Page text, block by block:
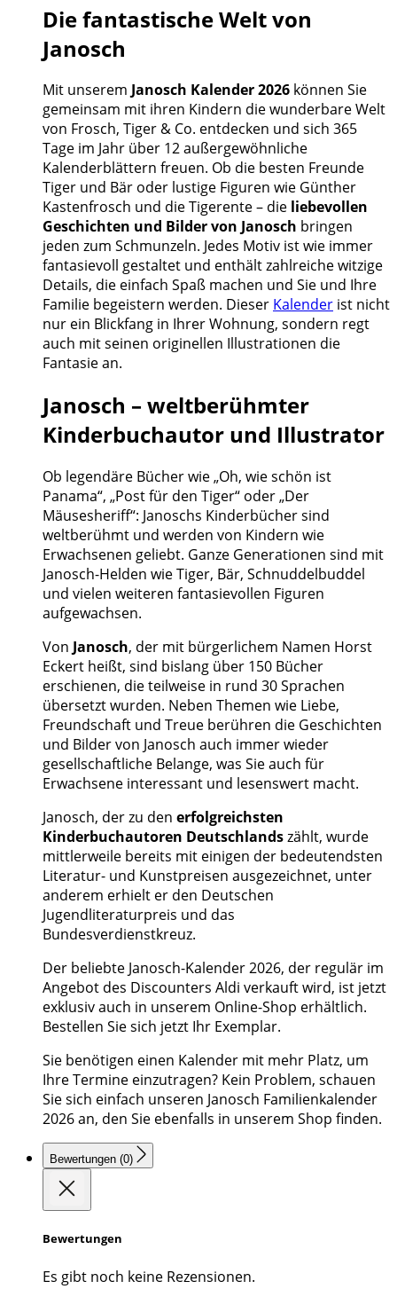
Die fantastische Welt von
Janosch
Mit unserem Janosch Kalender 2026 können Sie
gemeinsam mit ihren Kindern die wunderbare Welt
von Frosch, Tiger & Co. entdecken und sich 365
Tage im Jahr über 12 außergewöhnliche
Kalenderblättern freuen. Ob die besten Freunde
Tiger und Bär oder lustige Figuren wie Günther
Kastenfrosch und die Tigerente – die liebevollen
Geschichten und Bilder von Janosch bringen
jeden zum Schmunzeln. Jedes Motiv ist wie immer
fantasievoll gestaltet und enthält zahlreiche witzige
Details, die einfach Spaß machen und Sie und Ihre
Familie begeistern werden. Dieser Kalender ist nicht
nur ein Blickfang in Ihrer Wohnung, sondern regt
auch mit seinen originellen Illustrationen die
Fantasie an.
Janosch – weltberühmter
Kinderbuchautor und Illustrator
Ob legendäre Bücher wie „Oh, wie schön ist
Panama“, „Post für den Tiger“ oder „Der
Mäusesheriff“: Janoschs Kinderbücher sind
weltberühmt und werden von Kindern wie
Erwachsenen geliebt. Ganze Generationen sind mit
Janosch-Helden wie Tiger, Bär, Schnuddelbuddel
und vielen weiteren fantasievollen Figuren
aufgewachsen.
Von Janosch, der mit bürgerlichem Namen Horst
Eckert heißt, sind bislang über 150 Bücher
erschienen, die teilweise in rund 30 Sprachen
übersetzt wurden. Neben Themen wie Liebe,
Freundschaft und Treue berühren die Geschichten
und Bilder von Janosch auch immer wieder
gesellschaftliche Belange, was Sie auch für
Erwachsene interessant und lesenswert macht.
Janosch, der zu den erfolgreichsten
Kinderbuchautoren Deutschlandszählt, wurde
mittlerweile bereits mit einigen der bedeutendsten
Literatur- und Kunstpreisen ausgezeichnet, unter
anderem erhielt er den Deutschen
Jugendliteraturpreis und das
Bundesverdienstkreuz.
Der beliebte Janosch-Kalender 2026, der regulär im
Angebot des Discounters Aldi verkauft wird, ist jetzt
exklusiv auch in unserem Online-Shop erhältlich.
Bestellen Sie sich jetzt Ihr Exemplar.
Sie benötigen einen Kalender mit mehr Platz, um
Ihre Termine einzutragen? Kein Problem, schauen
Sie sich einfach unseren Janosch Familienkalender
2026 an, den Sie ebenfalls in unserem Shop finden.
Bewertungen (0)
Bewertungen
Es gibt noch keine Rezensionen.